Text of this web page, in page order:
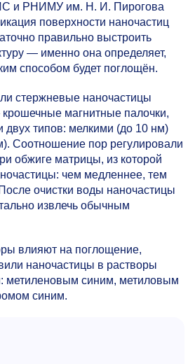
и РНИМУ им. Н. И. Пирогова
поверхности наночастиц
правильно выстроить
— именно она определяет,
способом будет поглощён.
стержневые наночастицы
магнитные палочки,
двух типов: мелкими (до 10 нм)
Соотношение пор регулировали
обжиге матрицы, из которой
чем медленнее, тем
очистки воды наночастицы
извлечь обычным
влияют на поглощение,
наночастицы в растворы
метиленовым синим, метиловым
синим.